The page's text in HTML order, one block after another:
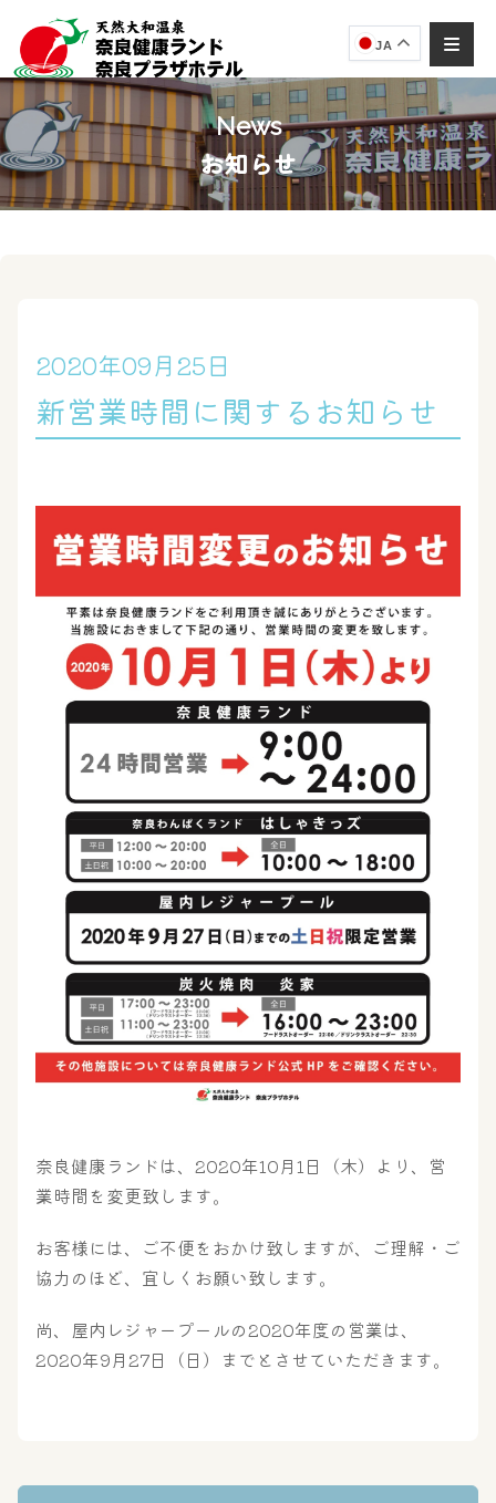
JA
屋内レジャープール グルメ
News
お知らせ
2020年09月25日
新営業時間に関するお知らせ
奈良健康ランドは、2020年10月1日（木）より、営
業時間を変更致します。
お客様には、ご不便をおかけ致しますが、ご理解・ご
協力のほど、宜しくお願い致します。
尚、屋内レジャープールの2020年度の営業は、
2020年9月27日（日）までとさせていただきます。
奈良健康ランド
AIコンシェルジュ